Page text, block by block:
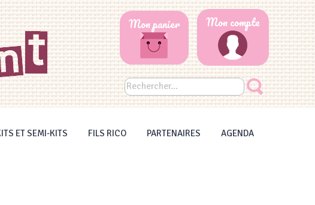
Mon panier Mon compte
ET SEMI-KITS FILS RICO PARTENAIRES AGENDA